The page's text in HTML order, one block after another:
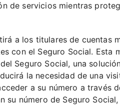
de servicios mientras
a los titulares de cuentas
con el Seguro Social. Esta
Seguro Social, una
la necesidad de una
a su número a través
número de Seguro